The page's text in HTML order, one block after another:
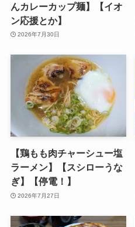
んカレーカップ麺】【イオ
ン応援とか】
2026年7月30日
【鶏もも肉チャーシュー塩
ラーメン】【スシローうな
ぎ】【停電！】
2026年7月27日